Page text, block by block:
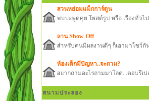
สวนหย่อมแม็กการ์ตูน
พบปะพูดคุย โพสต์รูป หรือ เรื่องทั่วไ
ลาน Show-Off
สำหรับคนมีผลงานดีๆ ก็เอามาโชว์กั
ห้องเด็กมีปัญหา..จะถาม?
อยากถามอะไรถามมาโลด...ตอบรึเป
สนามประลอง